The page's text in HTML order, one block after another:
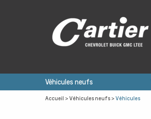
Véhicules neufs
Accueil > Véhicules neufs > Véhicules